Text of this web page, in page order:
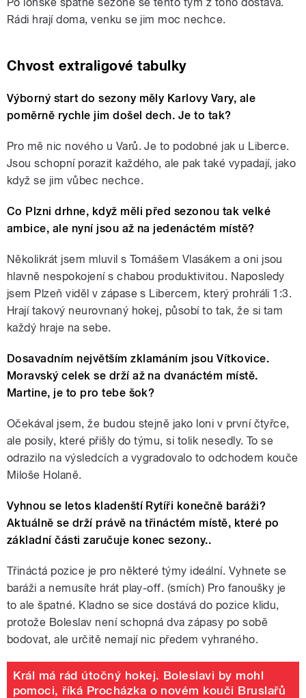
Rádi hrají doma, venku se jim moc nechce.
Chvost extraligové tabulky
Výborný start do sezony měly Karlovy Vary, ale
poměrně rychle jim došel dech. Je to tak?
Pro mě nic nového u Varů. Je to podobné jak u Liberce.
Jsou schopní porazit každého, ale pak také vypadají, jako
když se jim vůbec nechce.
Co Plzni drhne, když měli před sezonou tak velké
ambice, ale nyní jsou až na jedenáctém místě?
Několikrát jsem mluvil s Tomášem Vlasákem a oni jsou
hlavně nespokojení s chabou produktivitou. Naposledy
jsem Plzeň viděl v zápase s Libercem, který prohráli 1:3.
Hrají takový neurovnaný hokej, působí to tak, že si tam
každý hraje na sebe.
Dosavadním největším zklamáním jsou Vítkovice.
Moravský celek se drží až na dvanáctém místě.
Martine, je to pro tebe šok?
Očekával jsem, že budou stejně jako loni v první čtyřce,
ale posily, které přišly do týmu, si tolik nesedly. To se
odrazilo na výsledcích a vygradovalo to odchodem kouče
Miloše Holaně.
Vyhnou se letos kladenští Rytíři konečně baráži?
Aktuálně se drží právě na třináctém místě, které po
základní části zaručuje konec sezony..
Třináctá pozice je pro některé týmy ideální. Vyhnete se
baráži a nemusíte hrát play-off. (smích) Pro fanoušky je
to ale špatné. Kladno se sice dostává do pozice klidu,
protože Boleslav není schopná dva zápasy po sobě
bodovat, ale určitě nemají nic předem vyhraného.
Král má rád útočný hokej. Boleslavi by mohl
pomoci, říká Procházka o novém kouči Bruslařů